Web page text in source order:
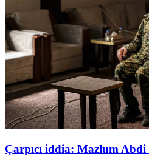
Çarpıcı iddia: Mazlum